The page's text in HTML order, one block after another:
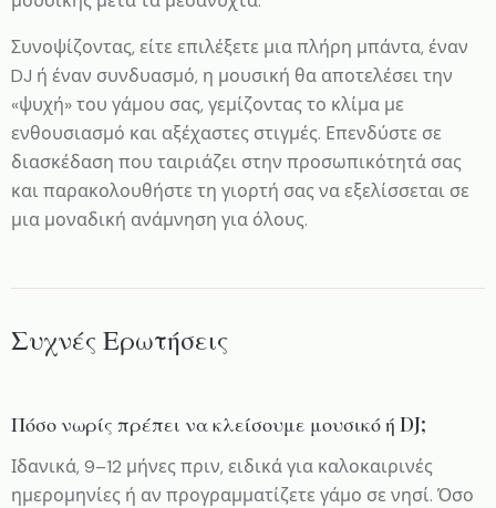
Συνοψίζοντας, είτε επιλέξετε μια πλήρη μπάντα, έναν
DJ ή έναν συνδυασμό, η μουσική θα αποτελέσει την
«ψυχή» του γάμου σας, γεμίζοντας το κλίμα με
ενθουσιασμό και αξέχαστες στιγμές. Επενδύστε σε
διασκέδαση που ταιριάζει στην προσωπικότητά σας
και παρακολουθήστε τη γιορτή σας να εξελίσσεται σε
μια μοναδική ανάμνηση για όλους.
Συχνές Ερωτήσεις
Πόσο νωρίς πρέπει να κλείσουμε μουσικό ή DJ;
Ιδανικά, 9–12 μήνες πριν, ειδικά για καλοκαιρινές
ημερομηνίες ή αν προγραμματίζετε γάμο σε νησί. Όσο